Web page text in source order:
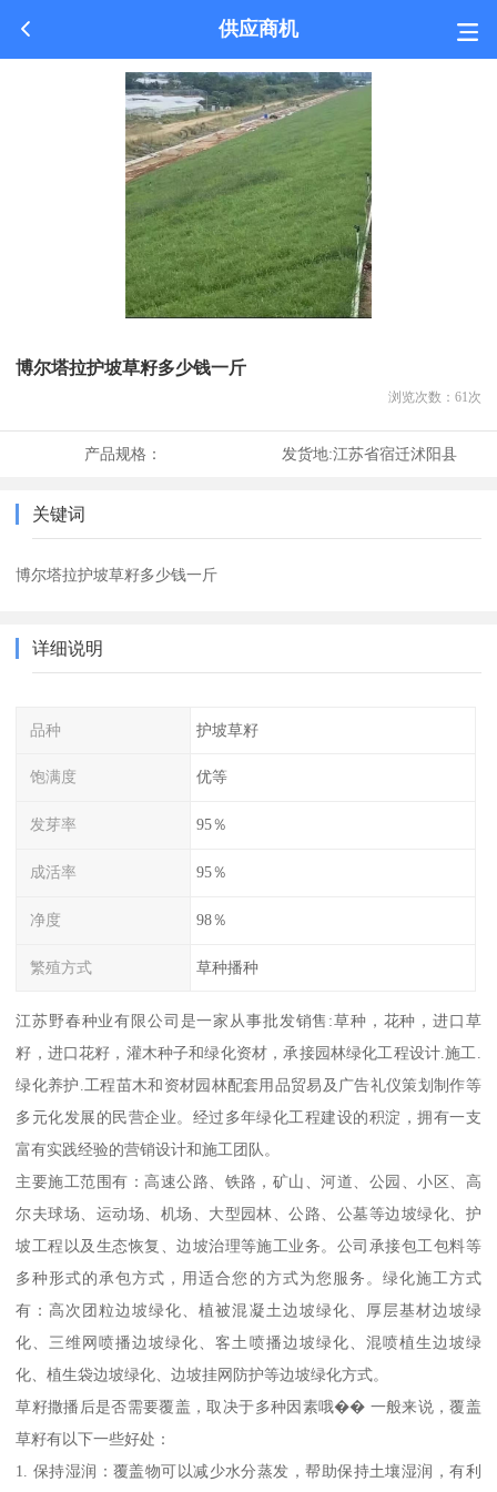
供应商机
博尔塔拉护坡草籽多少钱一斤
浏览次数： 61 次
产品规格： 发货地:江苏省宿迁沭阳县
关键词
博尔塔拉护坡草籽多少钱一斤
详细说明
品种 护坡草籽
饱满度 优等
发芽率 95％
成活率 95％
净度 98％
繁殖方式 草种播种
江苏野春种业有限公司是一家从事批发销售:草种，花种，进口草
籽，进口花籽，灌木种子和绿化资材，承接园林绿化工程设计.施工.
绿化养护.工程苗木和资材园林配套用品贸易及广告礼仪策划制作等
多元化发展的民营企业。经过多年绿化工程建设的积淀，拥有一支
富有实践经验的营销设计和施工团队。
主要施工范围有：高速公路、铁路，矿山、河道、公园、小区、高
尔夫球场、运动场、机场、大型园林、公路、公墓等边坡绿化、护
坡工程以及生态恢复、边坡治理等施工业务。公司承接包工包料等
多种形式的承包方式，用适合您的方式为您服务。绿化施工方式
有：高次团粒边坡绿化、植被混凝土边坡绿化、厚层基材边坡绿
化、三维网喷播边坡绿化、客土喷播边坡绿化、混喷植生边坡绿
化、植生袋边坡绿化、边坡挂网防护等边坡绿化方式。
草籽撒播后是否需要覆盖，取决于多种因素哦�� 一般来说，覆盖
草籽有以下一些好处：
1. 保持湿润：覆盖物可以减少水分蒸发，帮助保持土壤湿润，有利